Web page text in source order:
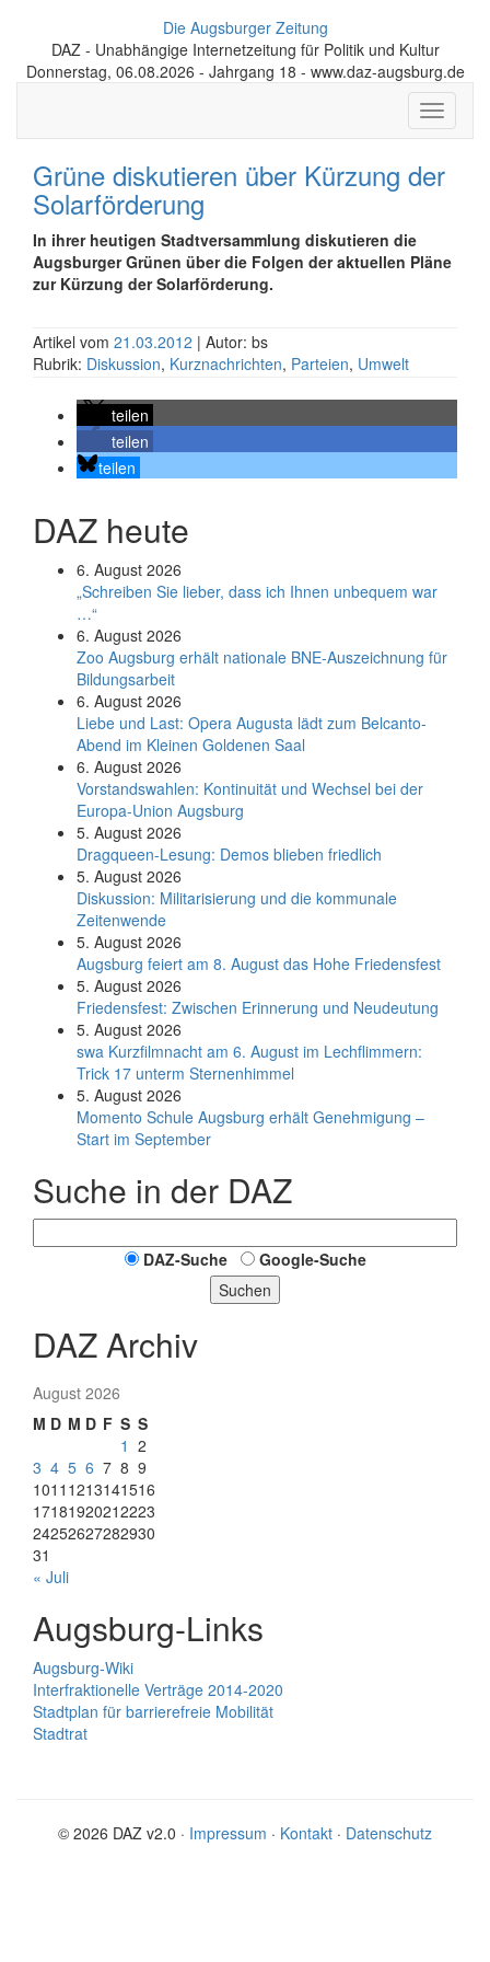
Die Augsburger Zeitung
DAZ - Unabhängige Internetzeitung für Politik und Kultur
Donnerstag, 06.08.2026 - Jahrgang 18 - www.daz-augsburg.de
Toggle
Grüne diskutieren über Kürzung der
Solarförderung
In ihrer heutigen Stadtversammlung diskutieren die
Augsburger Grünen über die Folgen der aktuellen Pläne
zur Kürzung der Solarförderung.
Artikel vom 21.03.2012 | Autor: bs
Rubrik: Diskussion, Kurznachrichten, Parteien, Umwelt
teilen
teilen
teilen
DAZ heute
6. August 2026
„Schreiben Sie lieber, dass ich Ihnen unbequem war
…“
6. August 2026
Zoo Augsburg erhält nationale BNE-Auszeichnung für
Bildungsarbeit
6. August 2026
Liebe und Last: Opera Augusta lädt zum Belcanto-
Abend im Kleinen Goldenen Saal
6. August 2026
Vorstandswahlen: Kontinuität und Wechsel bei der
Europa-Union Augsburg
5. August 2026
Dragqueen-Lesung: Demos blieben friedlich
5. August 2026
Diskussion: Mi­li­ta­ri­sie­rung und die kommunale
Zeitenwende
5. August 2026
Augsburg feiert am 8. August das Hohe Friedensfest
5. August 2026
Friedensfest: Zwischen Erinnerung und Neudeutung
5. August 2026
swa Kurz­film­nacht am 6. August im Lech­flim­mern:
Trick 17 unterm Sternen­himmel
5. August 2026
Momento Schule Augsburg erhält Genehmigung –
Start im September
Suche in der DAZ
DAZ-Suche
Google-Suche
Suchen
DAZ Archiv
August 2026
M D M D F S S
1 2
3 4 5 6 7 8 9
1011 1213141516
17181920212223
24252627282930
31
« Juli
Augsburg-Links
Augsburg-Wiki
Interfraktionelle Verträge 2014-2020
Stadtplan für barrierefreie Mobilität
Stadtrat
© 2026 DAZ v2.0 · Impressum · Kontakt · Datenschutz